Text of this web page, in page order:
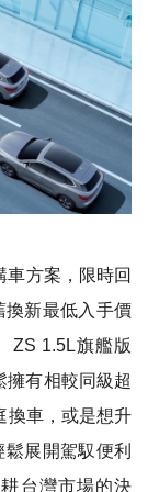
車方案，限時回
換新最低入手價
ZS 1.5L旗艦版
擁有相較同級超
換車，或是想升
展開駕馭便利
台灣市場的決